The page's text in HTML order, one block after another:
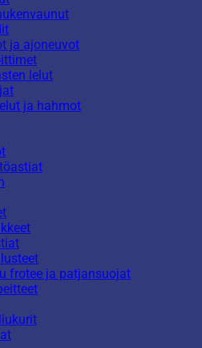
ja ajoneuvot
lelut
ja hahmot
frotee ja patjansuojat